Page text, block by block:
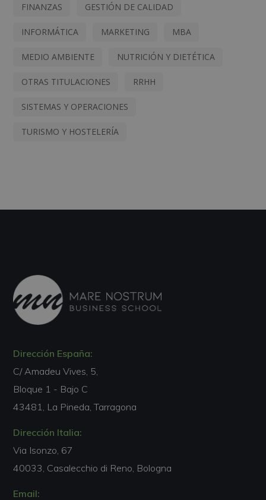
FINANZAS GESTIÓN DE CALIDAD
INFORMÁTICA MARKETING MBA
MEDIO AMBIENTE NUTRICIÓN Y DIETÉTICA
OTRAS TITULACIONES RRHH
SISTEMAS Y OPERACIONES
TURISMO Y HOSTELERÍA
Dirección España:
C/ Amadeu Vives, 5,
Bloque 1 - Bajo C
43481, La Pineda, Tarragona
Dirección Italia:
Via Isonzo, 67
40033, Casalecchio di Reno, Bologna
Email: